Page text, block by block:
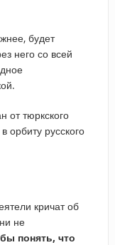
будет
него со всей
от тюркского
орбиту русского
кричат об
не
понять, что